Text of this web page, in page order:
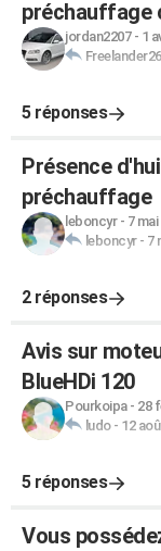
préchauffage
jordan2207- 1
Freelander26
5 réponses
Présence
préchauffage
leboncyr- 7 mai
leboncyr- 7
2 réponses
Avis sur
BlueHDi 120
Pourkoipa- 28
ludo- 12
5 réponses
Vous